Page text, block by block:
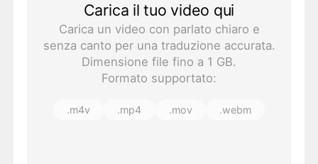
Carica il tuo video qui
Carica un video con parlato chiaro e
senza canto per una traduzione accurata.
Dimensione file fino a 1 GB.
Formato supportato:
.m4v .mp4 .mov .webm